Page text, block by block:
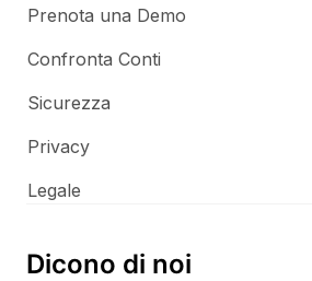
Prenota una Demo
Confronta Conti
Sicurezza
Privacy
Legale
Dicono di noi